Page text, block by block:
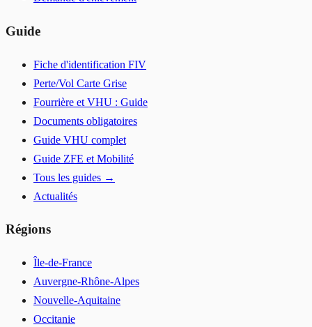
Guide
Fiche d'identification FIV
Perte/Vol Carte Grise
Fourrière et VHU : Guide
Documents obligatoires
Guide VHU complet
Guide ZFE et Mobilité
Tous les guides →
Actualités
Régions
Île-de-France
Auvergne-Rhône-Alpes
Nouvelle-Aquitaine
Occitanie